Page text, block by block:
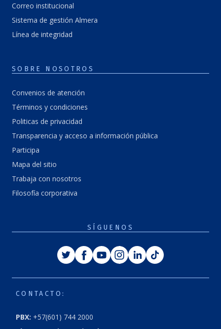
Correo institucional
Sistema de gestión Almera
Línea de integridad
SOBRE NOSOTROS
Convenios de atención
Términos y condiciones
Politicas de privacidad
Transparencia y acceso a información pública
Participa
Mapa del sitio
Trabaja con nosotros
Filosofía corporativa
SÍGUENOS
TwitterFacebook
YoutubeInstagram
LinkedinTiktok
CONTACTO:
PBX: +57(601) 744 2000